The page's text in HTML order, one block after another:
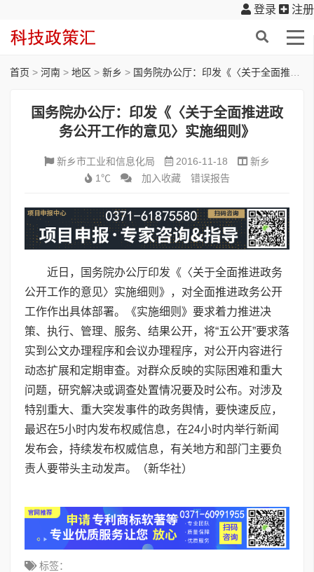
登录 注册
首页 > 河南 > 地区 > 新乡 > 国务院办公厅：印发《〈关于全面推进政务公开工作的意见〉实施细则》
国务院办公厅：印发《〈关于全面推进政
务公开工作的意见〉实施细则》
新乡市工业和信息化局 2016-11-18
新乡
1℃
加入收藏 错误报告
近日，国务院办公厅印发《〈关于全面推进政务
公开工作的意见〉实施细则》，对全面推进政务公开
工作作出具体部署。《实施细则》要求着力推进决
策、执行、管理、服务、结果公开，将“五公开”要求落
实到公文办理程序和会议办理程序，对公开内容进行
动态扩展和定期审查。对群众反映的实际困难和重大
问题，研究解决或调查处置情况要及时公布。对涉及
特别重大、重大突发事件的政务舆情，要快速反应，
最迟在5小时内发布权威信息，在24小时内举行新闻
发布会，持续发布权威信息，有关地方和部门主要负
责人要带头主动发声。（新华社）
标签：